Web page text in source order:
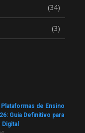
(34)
(3)
de Ensino
Guia Definitivo para